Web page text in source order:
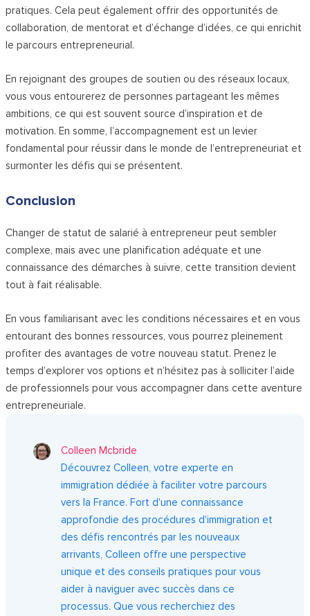
pratiques. Cela peut également offrir des opportunités de
collaboration, de mentorat et d’échange d’idées, ce qui enrichit
le parcours entrepreneurial.
En rejoignant des groupes de soutien ou des réseaux locaux,
vous vous entourerez de personnes partageant les mêmes
ambitions, ce qui est souvent source d’inspiration et de
motivation. En somme, l’accompagnement est un levier
fondamental pour réussir dans le monde de l’entrepreneuriat et
surmonter les défis qui se présentent.
Conclusion
Changer de statut de salarié à entrepreneur peut sembler
complexe, mais avec une planification adéquate et une
connaissance des démarches à suivre, cette transition devient
tout à fait réalisable.
En vous familiarisant avec les conditions nécessaires et en vous
entourant des bonnes ressources, vous pourrez pleinement
profiter des avantages de votre nouveau statut. Prenez le
temps d’explorer vos options et n’hésitez pas à solliciter l’aide
de professionnels pour vous accompagner dans cette aventure
entrepreneuriale.
Colleen Mcbride
Découvrez Colleen, votre experte en
immigration dédiée à faciliter votre parcours
vers la France. Fort d'une connaissance
approfondie des procédures d'immigration et
des défis rencontrés par les nouveaux
arrivants, Colleen offre une perspective
unique et des conseils pratiques pour vous
aider à naviguer avec succès dans ce
processus. Que vous recherchiez des